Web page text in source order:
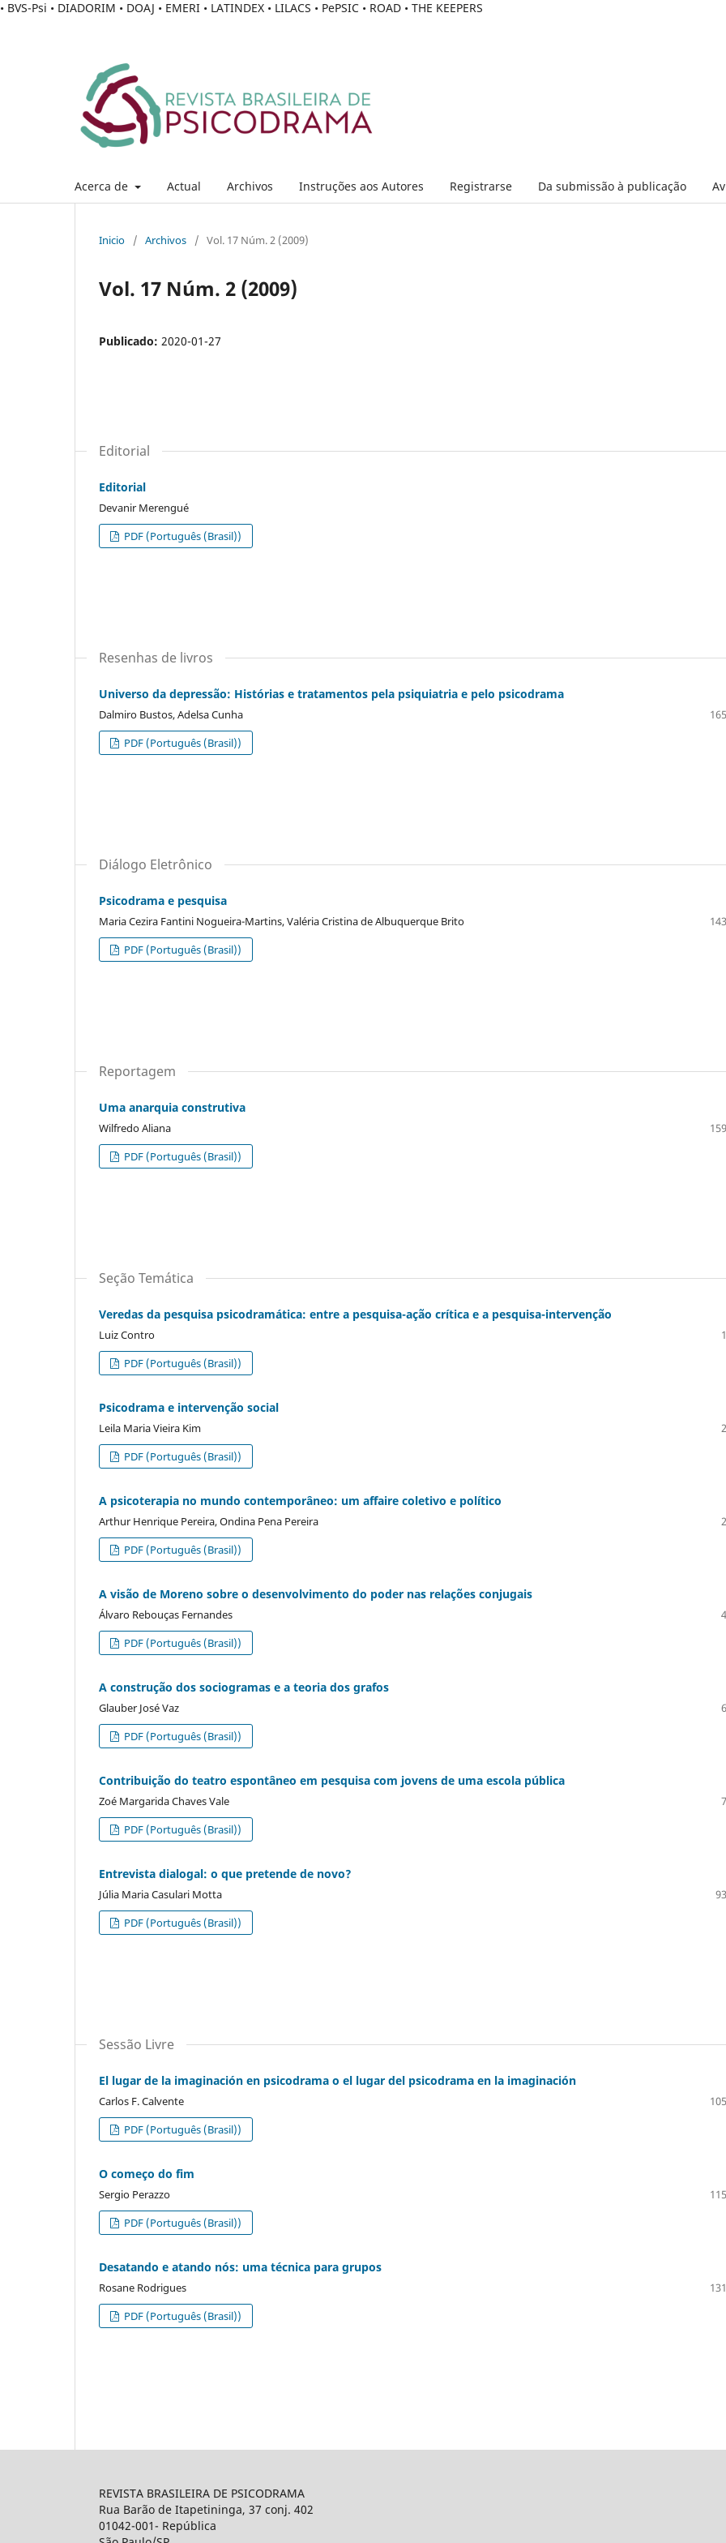
• BVS-Psi • DIADORIM • DOAJ • EMERI • LATINDEX • LILACS • PePSIC • ROAD • THE KEEPERS
Acerca de Actual Archivos Instruções aos Autores Registrarse Da submissão à publicação
Inicio / Archivos / Vol. 17 Núm. 2 (2009)
Vol. 17 Núm. 2 (2009)
Publicado: 2020-01-27
Editorial
Editorial
Devanir Merengué
PDF (Português (Brasil))
Resenhas de livros
Universo da depressão: Histórias e tratamentos pela psiquiatria e pelo psicodrama
Dalmiro Bustos, Adelsa Cunha
PDF (Português (Brasil))
Diálogo Eletrônico
Psicodrama e pesquisa
Maria Cezira Fantini Nogueira-Martins, Valéria Cristina de Albuquerque Brito
PDF (Português (Brasil))
Reportagem
Uma anarquia construtiva
Wilfredo Aliana
PDF (Português (Brasil))
Seção Temática
Veredas da pesquisa psicodramática: entre a pesquisa-ação crítica e a pesquisa-intervenção
Luiz Contro
PDF (Português (Brasil))
Psicodrama e intervenção social
Leila Maria Vieira Kim
PDF (Português (Brasil))
A psicoterapia no mundo contemporâneo: um affaire coletivo e político
Arthur Henrique Pereira, Ondina Pena Pereira
PDF (Português (Brasil))
A visão de Moreno sobre o desenvolvimento do poder nas relações conjugais
Álvaro Rebouças Fernandes
PDF (Português (Brasil))
A construção dos sociogramas e a teoria dos grafos
Glauber José Vaz
PDF (Português (Brasil))
Contribuição do teatro espontâneo em pesquisa com jovens de uma escola pública
Zoé Margarida Chaves Vale
PDF (Português (Brasil))
Entrevista dialogal: o que pretende de novo?
Júlia Maria Casulari Motta
PDF (Português (Brasil))
Sessão Livre
El lugar de la imaginación en psicodrama o el lugar del psicodrama en la imaginación
Carlos F. Calvente
PDF (Português (Brasil))
O começo do fim
Sergio Perazzo
PDF (Português (Brasil))
Desatando e atando nós: uma técnica para grupos
Rosane Rodrigues
PDF (Português (Brasil))
REVISTA BRASILEIRA DE PSICODRAMA
Rua Barão de Itapetininga, 37 conj. 402
01042-001- República